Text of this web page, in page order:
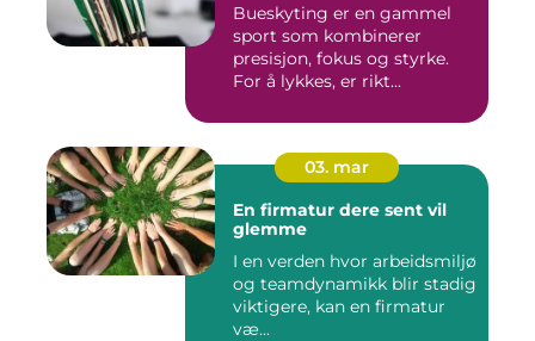
Bueskyting er en gammel
sport som kombinerer
presisjon, fokus og styrke.
For å lykkes, er rikt...
03. mar
En firmatur dere sent vil
glemme
I en verden hvor arbeidsmiljø
og teamdynamikk blir stadig
viktigere, kan en firmatur
væ...